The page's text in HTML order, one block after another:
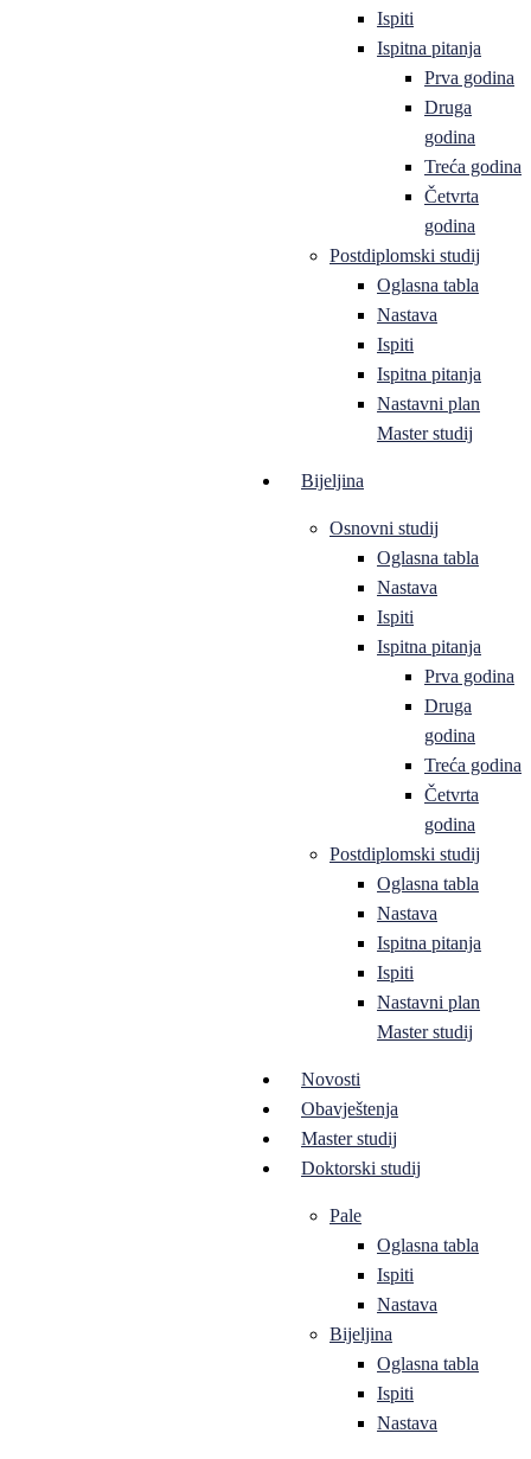
Ispiti
Ispitna pitanja
Prva godina
Druga
godina
Treća godina
Četvrta
godina
Postdiplomski studij
Oglasna tabla
Nastava
Ispiti
Ispitna pitanja
Nastavni plan
Master studij
Bijeljina
Osnovni studij
Oglasna tabla
Nastava
Ispiti
Ispitna pitanja
Prva godina
Druga
godina
Treća godina
Četvrta
godina
Postdiplomski studij
Oglasna tabla
Nastava
Ispitna pitanja
Ispiti
Nastavni plan
Master studij
Novosti
Obavještenja
Master studij
Doktorski studij
Pale
Oglasna tabla
Ispiti
Nastava
Bijeljina
Oglasna tabla
Ispiti
Nastava